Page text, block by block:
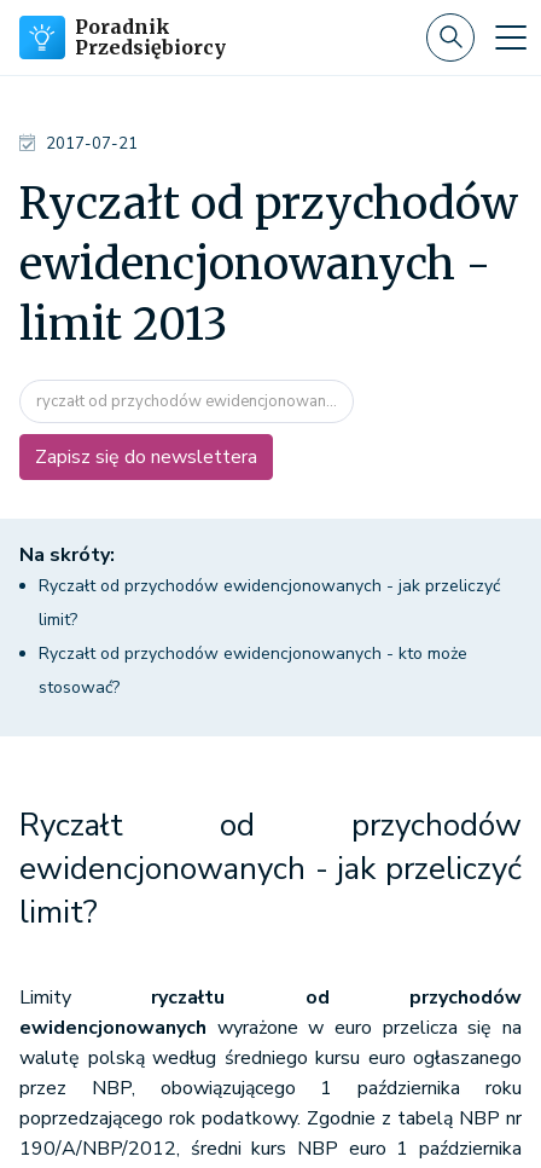
Poradnik
Przedsiębiorcy
2017-07-21
Ryczałt od przychodów
ewidencjonowanych -
limit 2013
ryczałt od przychodów ewidencjonowan...
Zapisz się do newslettera
Na skróty:
Ryczałt od przychodów ewidencjonowanych - jak przeliczyć
limit?
Ryczałt od przychodów ewidencjonowanych - kto może
stosować?
Ryczałt od przychodów
ewidencjonowanych - jak przeliczyć
limit?
Limity ryczałtu od przychodów
ewidencjonowanych wyrażone w euro przelicza się na
walutę polską według średniego kursu euro ogłaszanego
przez NBP, obowiązującego 1 października roku
poprzedzającego rok podatkowy. Zgodnie z tabelą NBP nr
190/A/NBP/2012, średni kurs NBP euro 1 października